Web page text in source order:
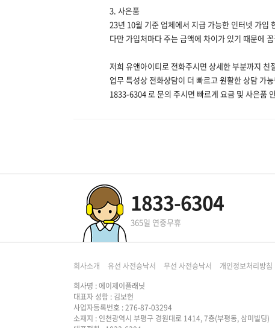
3. 사은품
23년 10월 기준 업체에서 지급 가능한 인터넷 가입
다만 가입처마다 주는 금액에 차이가 있기 때문에
저희 유앤아이티로 전화주시면 상세한 부분까지 친
업무 특성상 전화상담이 더 빠르고 원활한 상담 가
1833-6304 로 문의 주시면 빠르게 요금 및 사은품
1833-6304
365일 연중무휴
회사소개 유선 사전승낙서 무선 사전승낙서
개인정보처리방침
회사명 : 에이제이플래닛
대표자 성함 : 김보헌
사업자등록번호 : 276-87-03294
소재지 : 인천광역시 부평구 경원대로 1414, 7층(부평동, 삼미빌딩)